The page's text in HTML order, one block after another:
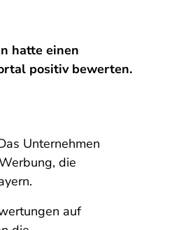
hatte einen
positiv bewerten.
Unternehmen
die
auf